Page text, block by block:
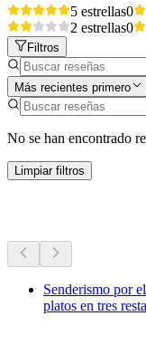
5 estrellas0
2 estrellas0
Filtros
Más recientes primero
No se han encontrado
Limpiar filtros
Senderismo por
platos en tres